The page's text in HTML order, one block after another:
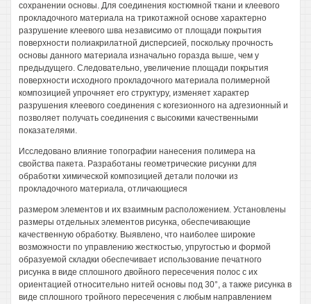
сохранении основы. Для соединения костюмной ткани и клеевого
прокладочного материала на трикотажной основе характерно
разрушение клеевого шва независимо от площади покрытия
поверхности полиакрилатной дисперсией, поскольку прочность
основы данного материала изначально горазда выше, чем у
предыдущего. Следовательно, увеличение площади покрытия
поверхности исходного прокладочного материала полимерной
композицией упрочняет его структуру, изменяет характер
разрушения клеевого соединения с когезионного на адгезионный и
позволяет получать соединения с высокими качественными
показателями.
Исследовано влияние топографии нанесения полимера на
свойства пакета. Разработаны геометрические рисунки для
обработки химической композицией детали полочки из
прокладочного материала, отличающиеся
размером элементов и их взаимным расположением. Установлены
размеры отдельных элементов рисунка, обеспечивающие
качественную обработку. Выявлено, что наиболее широкие
возможности по управлению жесткостью, упругостью и формой
образуемой складки обеспечивает использование печатного
рисунка в виде сплошного двойного пересечения полос с их
ориентацией относительно нитей основы под 30°, а также рисунка в
виде сплошного тройного пересечения с любым направлением